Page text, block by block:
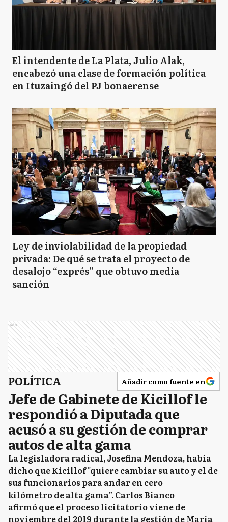
El intendente de La Plata, Julio Alak,
encabezó una clase de formación política
en Ituzaingó del PJ bonaerense
Ley de inviolabilidad de la propiedad
privada: De qué se trata el proyecto de
desalojo “exprés” que obtuvo media
sanción
Ads
POLÍTICA Añadir como fuente en
Jefe de Gabinete de Kicillof le
respondió a Diputada que
acusó a su gestión de comprar
autos de alta gama
La legisladora radical, Josefina Mendoza, había
dicho que Kicillof "quiere cambiar su auto y el de
sus funcionarios para andar en cero
kilómetro de alta gama”. Carlos Bianco
afirmó que el proceso licitatorio viene de
noviembre del 2019 durante la gestión de María